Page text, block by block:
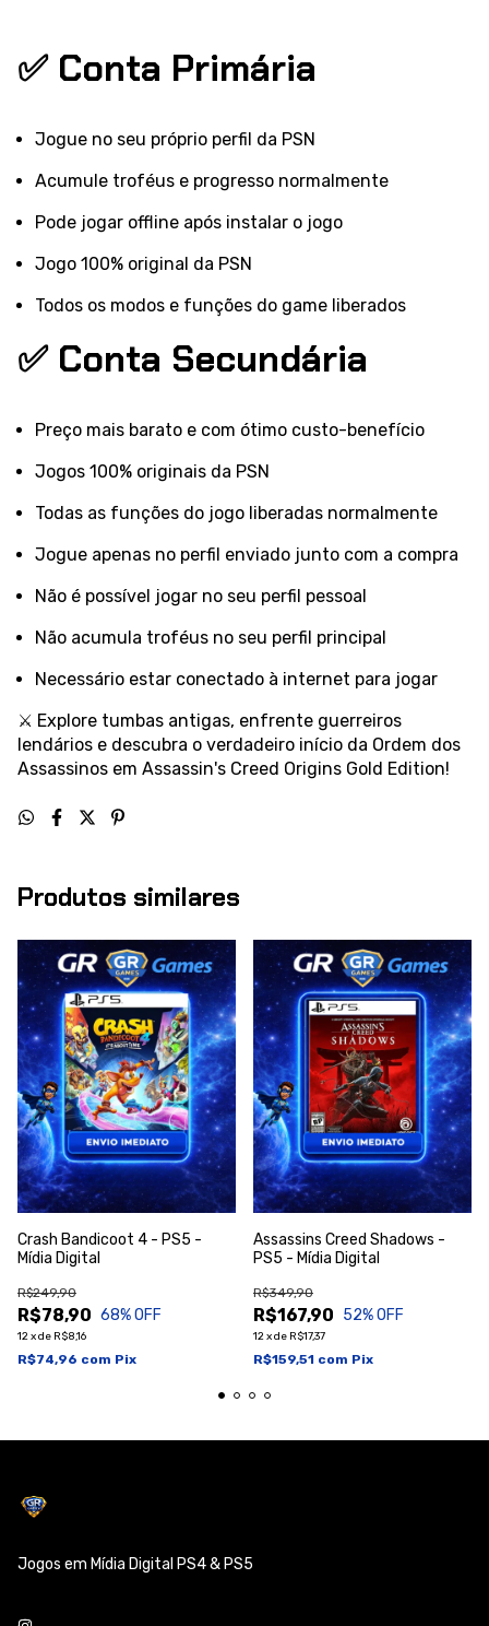
✅ Conta Primária
Jogue no seu próprio perfil da PSN
Acumule troféus e progresso normalmente
Pode jogar offline após instalar o jogo
Jogo 100% original da PSN
Todos os modos e funções do game liberados
✅ Conta Secundária
Preço mais barato e com ótimo custo-benefício
Jogos 100% originais da PSN
Todas as funções do jogo liberadas normalmente
Jogue apenas no perfil enviado junto com a compra
Não é possível jogar no seu perfil pessoal
Não acumula troféus no seu perfil principal
Necessário estar conectado à internet para jogar
⚔️ Explore tumbas antigas, enfrente guerreiros
lendários e descubra o verdadeiro início da Ordem dos
Assassinos em Assassin's Creed Origins Gold Edition!
Produtos similares
Crash Bandicoot 4 - PS5 -
Mídia Digital
R$78,90
R$249,90
68% OFF
12xde R$8,16
R$74,96 com Pix
Assassins Creed Shadows -
PS5 - Mídia Digital
R$167,90
R$349,90
52% OFF
12xde R$17,37
R$159,51 com Pix
Jogos em Mídia Digital PS4 & PS5